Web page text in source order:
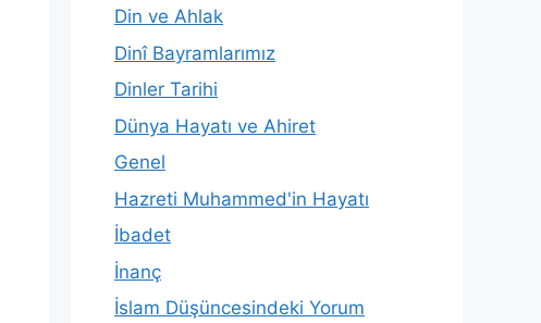
Din ve Ahlak
Dinî Bayramlarımız
Dinler Tarihi
Dünya Hayatı ve Ahiret
Genel
Hazreti Muhammed'in Hayatı
İbadet
İnanç
İslam Düşüncesindeki Yorum